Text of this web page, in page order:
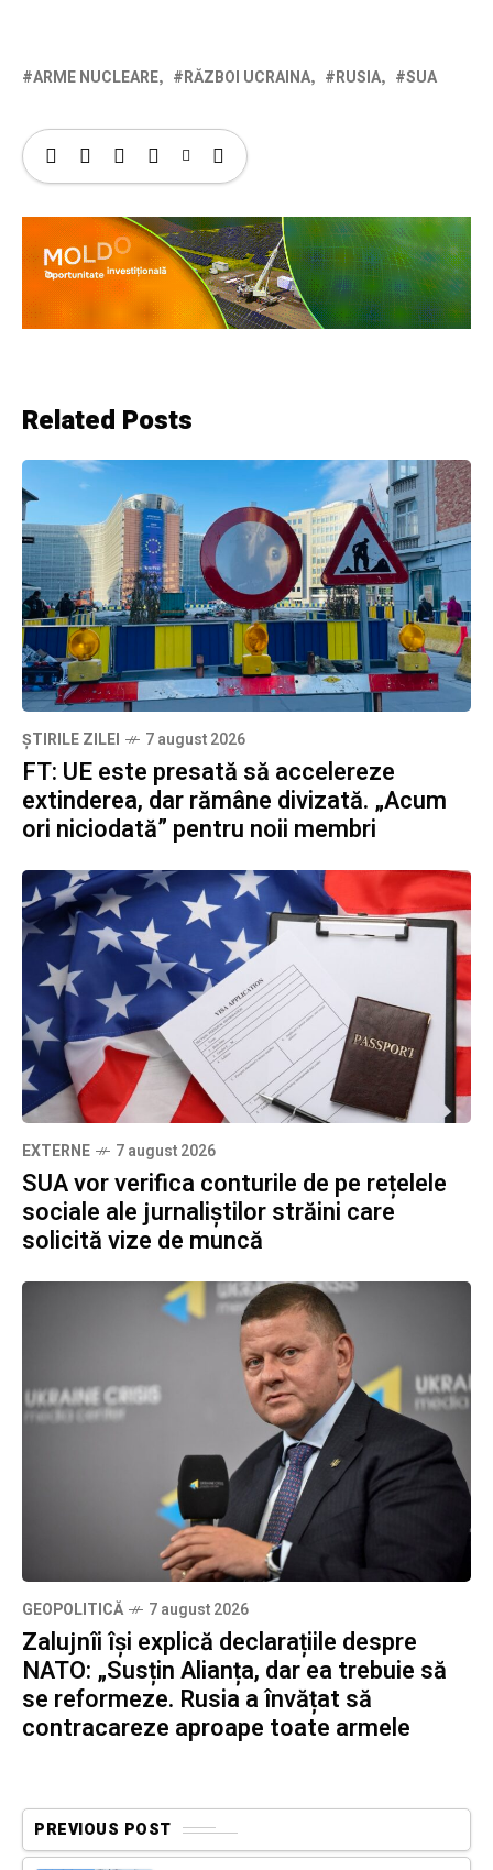
ARME NUCLEARE RĂZBOI UCRAINA RUSIA SUA
Related Posts
ȘTIRILE ZILEI 7 august 2026
FT: UE este presată să accelereze
extinderea, dar rămâne divizată. „Acum
ori niciodată” pentru noii membri
EXTERNE 7 august 2026
SUA vor verifica conturile de pe rețelele
sociale ale jurnaliștilor străini care
solicită vize de muncă
GEOPOLITICĂ 7 august 2026
Zalujnîi își explică declarațiile despre
NATO: „Susțin Alianța, dar ea trebuie să
se reformeze. Rusia a învățat să
contracareze aproape toate armele
PREVIOUS POST